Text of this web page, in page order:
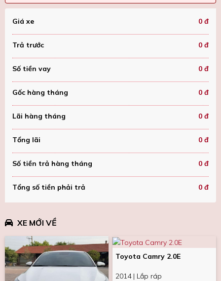
Giá xe 0 đ
Trả trước 0 đ
Số tiền vay 0 đ
Gốc hàng tháng 0 đ
Lãi hàng tháng 0 đ
Tổng lãi 0 đ
Số tiền trả hàng tháng 0 đ
Tổng số tiền phải trả 0 đ
XE MỚI VỀ
Toyota Camry 2.0E
2014 | Lắp ráp